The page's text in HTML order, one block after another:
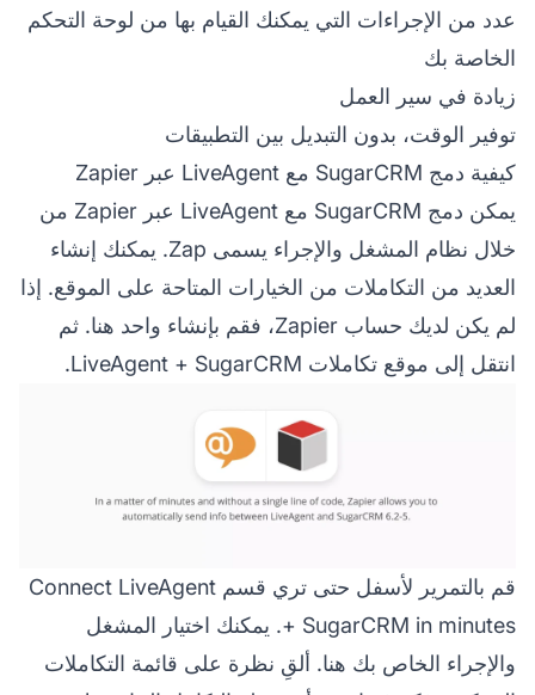
عدد من الإجراءات التي يمكنك القيام بها من لوحة التحكم
الخاصة بك
زيادة في سير العمل
توفير الوقت، بدون التبديل بين التطبيقات
كيفية دمج SugarCRM مع LiveAgent عبر Zapier
يمكن دمج SugarCRM مع LiveAgent عبر Zapier من
خلال نظام المشغل والإجراء يسمى Zap. يمكنك إنشاء
العديد من التكاملات من الخيارات المتاحة على الموقع. إذا
لم يكن لديك حساب Zapier، فقم بإنشاء واحد هنا. ثم
انتقل إلى موقع تكاملات LiveAgent + SugarCRM.
قم بالتمرير لأسفل حتى تري قسم Connect LiveAgent
+ SugarCRM in minutes. يمكنك اختيار المشغل
والإجراء الخاص بك هنا. ألقِ نظرة على قائمة التكاملات